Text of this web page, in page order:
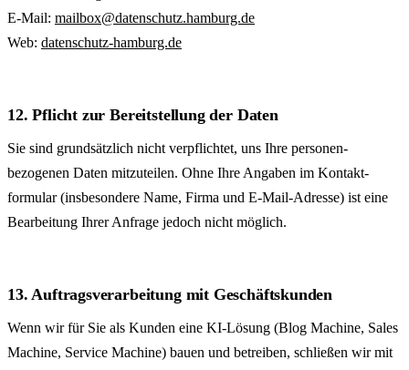
E-Mail: mailbox@datenschutz.hamburg.de
Web: datenschutz-hamburg.de
12. Pflicht zur Bereitstellung der Daten
Sie sind grund­sätzlich nicht verpflichtet, uns Ihre personen­
bezogenen Daten mitzuteilen. Ohne Ihre Angaben im Kontakt­
formular (insbesondere Name, Firma und E-Mail-Adresse) ist eine
Bearbeitung Ihrer Anfrage jedoch nicht möglich.
13. Auftrags­verarbeitung mit Geschäfts­kunden
Wenn wir für Sie als Kunden eine KI-Lösung (Blog Machine, Sales
Machine, Service Machine) bauen und betreiben, schließen wir mit